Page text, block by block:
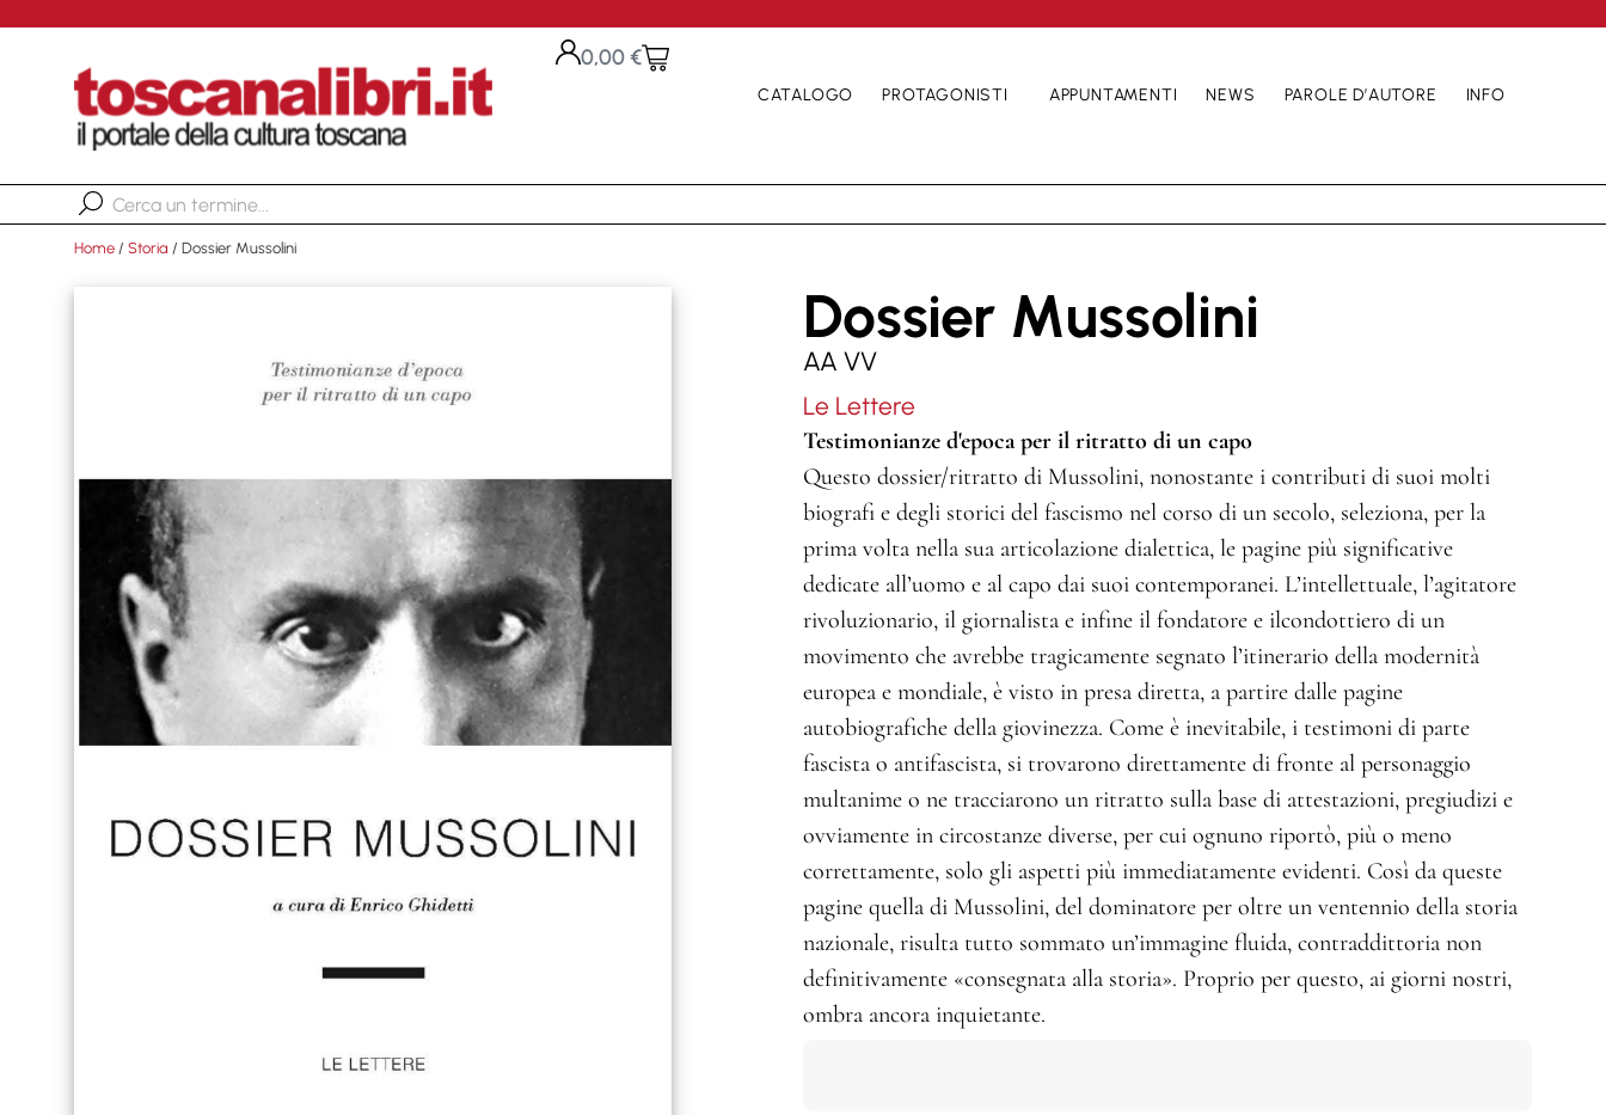
0,00€
CATALOGO PROTAGONISTI APPUNTAMENTI NEWS PAROLE D’AUTORE INFO
Home / Storia / Dossier Mussolini
Dossier Mussolini
AA VV
Le Lettere
Testimonianze d'epoca per il ritratto di un capo
Questo dossier/ritratto di Mussolini, nonostante i contributi di suoi molti
biografi e degli storici del fascismo nel corso di un secolo, seleziona, per la
prima volta nella sua articolazione dialettica, le pagine più significative
dedicate all’uomo e al capo dai suoi contemporanei. L’intellettuale, l’agitatore
rivoluzionario, il giornalista e infine il fondatore e ilcondottiero di un
movimento che avrebbe tragicamente segnato l’itinerario della modernità
europea e mondiale, è visto in presa diretta, a partire dalle pagine
autobiografiche della giovinezza. Come è inevitabile, i testimoni di parte
fascista o antifascista, si trovarono direttamente di fronte al personaggio
multanime o ne tracciarono un ritratto sulla base di attestazioni, pregiudizi e
ovviamente in circostanze diverse, per cui ognuno riportò, più o meno
correttamente, solo gli aspetti più immediatamente evidenti. Così da queste
pagine quella di Mussolini, del dominatore per oltre un ventennio della storia
nazionale, risulta tutto sommato un’immagine fluida, contraddittoria non
definitivamente «consegnata alla storia». Proprio per questo, ai giorni nostri,
ombra ancora inquietante.